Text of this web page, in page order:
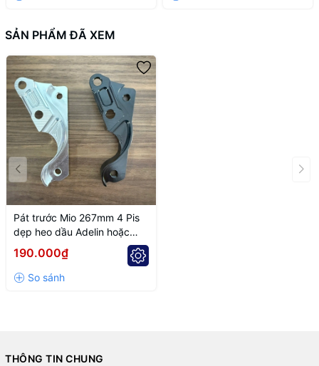
SẢN PHẨM ĐÃ XEM
Pát trước Mio 267mm 4 Pis
dẹp heo dầu Adelin hoặc
NVM
190.000₫
THÔNG TIN CHUNG